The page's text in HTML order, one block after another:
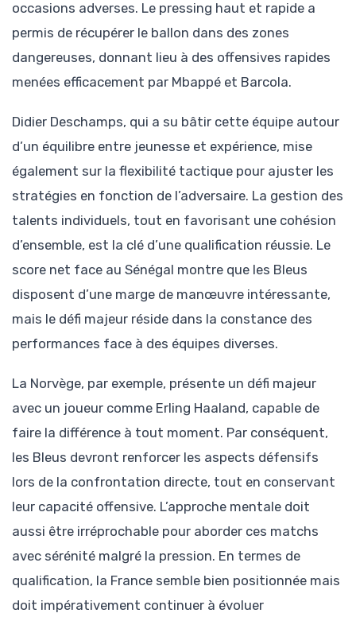
occasions adverses. Le pressing haut et rapide a
permis de récupérer le ballon dans des zones
dangereuses, donnant lieu à des offensives rapides
menées efficacement par Mbappé et Barcola.
Didier Deschamps, qui a su bâtir cette équipe autour
d’un équilibre entre jeunesse et expérience, mise
également sur la flexibilité tactique pour ajuster les
stratégies en fonction de l’adversaire. La gestion des
talents individuels, tout en favorisant une cohésion
d’ensemble, est la clé d’une qualification réussie. Le
score net face au Sénégal montre que les Bleus
disposent d’une marge de manœuvre intéressante,
mais le défi majeur réside dans la constance des
performances face à des équipes diverses.
La Norvège, par exemple, présente un défi majeur
avec un joueur comme Erling Haaland, capable de
faire la différence à tout moment. Par conséquent,
les Bleus devront renforcer les aspects défensifs
lors de la confrontation directe, tout en conservant
leur capacité offensive. L’approche mentale doit
aussi être irréprochable pour aborder ces matchs
avec sérénité malgré la pression. En termes de
qualification, la France semble bien positionnée mais
doit impérativement continuer à évoluer